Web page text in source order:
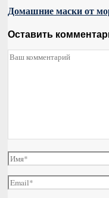
Домашние маски от
Оставить